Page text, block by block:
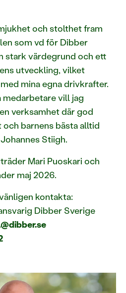
och stolthet fram
som vd för Dibber
stark värdegrund och ett
utveckling, vilket
mina egna drivkrafter.
medarbetare vill jag
verksamhet där god
barnens bästa alltid
Stiigh.
Mari Puoskari och
maj 2026.
kontakta:
Dibber Sverige